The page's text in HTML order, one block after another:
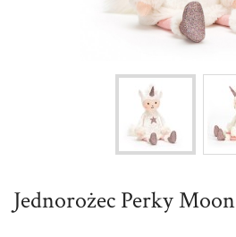
Jednorożec Perky Moon